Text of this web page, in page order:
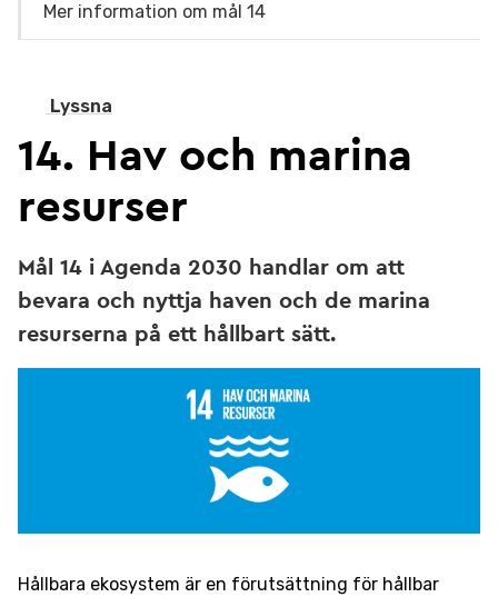
Lyssna
14. Hav och marina
resurser
Mål 14 i Agenda 2030 handlar om att
bevara och nyttja haven och de marina
resurserna på ett hållbart sätt.
Hållbara ekosystem är en förutsättning för hållbar
Mer information om mål 14